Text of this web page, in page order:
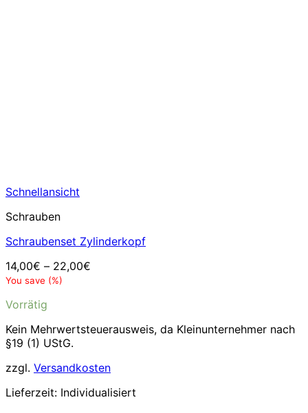
Schnellansicht
Schrauben
Schraubenset Zylinderkopf
14,00€ – 22,00€
You save (%)
Vorrätig
Kein Mehrwertsteuerausweis, da Kleinunternehmer nach
§19 (1) UStG.
zzgl. Versandkosten
Lieferzeit: Individualisiert